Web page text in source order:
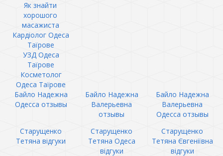
Як знайти
хорошого
масажиста
Кардіолог Одеса
Таїрове
УЗД Одеса
Таїрове
Косметолог
Одеса Таїрове
Байло Надежна
Одесса отзывы
Байло Надежна
Валерьевна
отзывы
Байло Надежна
Валерьевна
Одесса отзывы
Старущенко
Тетяна відгуки
Старущенко
Тетяна Одеса
відгуки
Старущенко
Тетяна Євгеніївна
відгуки